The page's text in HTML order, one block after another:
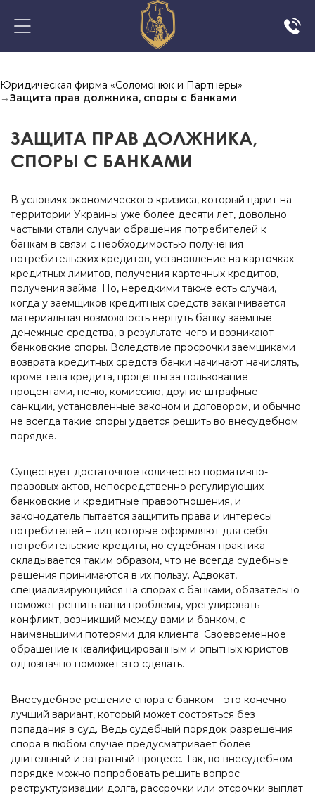
Юридическая фирма «Соломонюк и Партнеры»
→Защита прав должника, споры с банками
ЗАЩИТА ПРАВ ДОЛЖНИКА,
СПОРЫ С БАНКАМИ
В условиях экономического кризиса, который царит на
территории Украины уже более десяти лет, довольно
частыми стали случаи обращения потребителей к
банкам в связи с необходимостью получения
потребительских кредитов, установление на карточках
кредитных лимитов, получения карточных кредитов,
получения займа. Но, нередкими также есть случаи,
когда у заемщиков кредитных средств заканчивается
материальная возможность вернуть банку заемные
денежные средства, в результате чего и возникают
банковские споры. Вследствие просрочки заемщиками
возврата кредитных средств банки начинают начислять,
кроме тела кредита, проценты за пользование
процентами, пеню, комиссию, другие штрафные
санкции, установленные законом и договором, и обычно
не всегда такие споры удается решить во внесудебном
порядке.
Существует достаточное количество нормативно-
правовых актов, непосредственно регулирующих
банковские и кредитные правоотношения, и
законодатель пытается защитить права и интересы
потребителей – лиц которые оформляют для себя
потребительские кредиты, но судебная практика
складывается таким образом, что не всегда судебные
решения принимаются в их пользу. Адвокат,
специализирующийся на спорах с банками, обязательно
поможет решить ваши проблемы, урегулировать
конфликт, возникший между вами и банком, с
наименьшими потерями для клиента. Своевременное
обращение к квалифицированным и опытных юристов
однозначно поможет это сделать.
Внесудебное решение спора с банком – это конечно
лучший вариант, который может состояться без
попадания в суд. Ведь судебный порядок разрешения
спора в любом случае предусматривает более
длительный и затратный процесс. Так, во внесудебном
порядке можно попробовать решить вопрос
реструктуризации долга, рассрочки или отсрочки выплат